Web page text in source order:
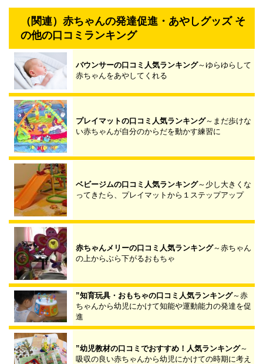
（関連）赤ちゃんの発達促進・あやしグッズ そ
の他の口コミランキング
バウンサーの口コミ人気ランキング～ゆらゆらして
赤ちゃんをあやしてくれる
プレイマットの口コミ人気ランキング～まだ歩けな
い赤ちゃんが自分のからだを動かす練習に
ベビージムの口コミ人気ランキング～少し大きくな
ってきたら、プレイマットから１ステップアップ
赤ちゃんメリーの口コミ人気ランキング～赤ちゃん
の上からぶら下がるおもちゃ
”知育玩具・おもちゃの口コミ人気ランキング～赤
ちゃんから幼児にかけて知能や運動能力の発達を促
進
”幼児教材の口コミでおすすめ！人気ランキング～
吸収の良い赤ちゃんから幼児にかけての時期に考え